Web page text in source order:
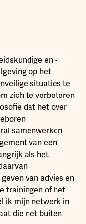
en -
op het
situaties te
zich te verbeteren
dat het over
samenwerken
van een
als het
van advies en
trainingen of het
ik mijn netwerk in
die net buiten